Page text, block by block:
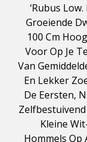
‘Rubus
Groeiende
100 Cm
Voor Op Je
Van
En Lekker
De Eersten,
Kleine
Hommels Op